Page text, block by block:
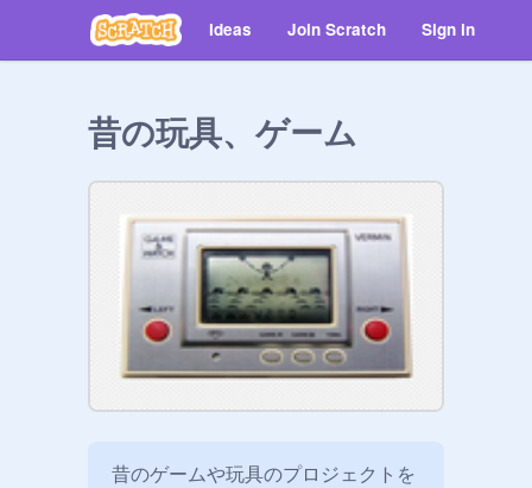
Ideas Join Scratch Sign in
昔の玩具、ゲーム
昔のゲームや玩具のプロジェクトを